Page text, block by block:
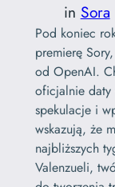
in Sora
Pod koniec
premierę
od OpenAI.
oficjalnie daty
spekulacje i
wskazują, że
najbliższych
Valenzueli,